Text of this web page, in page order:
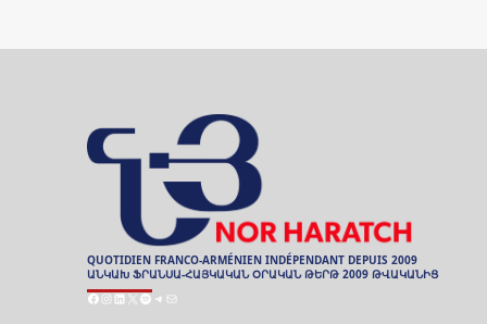
QUOTIDIEN FRANCO-ARMÉNIEN INDÉPENDANT DEPUIS 2009
ԱՆԿԱԽ ՖՐԱՆՍԱ-ՀԱՅԿԱԿԱՆ ՕՐԱԿԱՆ ԹԵՐԹ 2009 ԹՎԱԿԱՆԻՑ
Facebook
Instagram
LinkedIn
X Spotify
Telegram